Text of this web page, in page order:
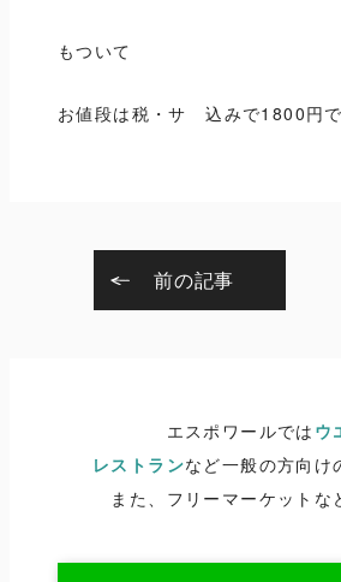
もついて
お値段は税・サ 込みで1800円
前の記事
エスポワールでは ウ
レストランなど一般の方向け
また、フリーマーケットな